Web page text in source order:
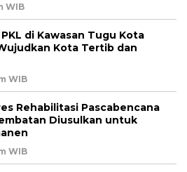
WIB
di Kawasan Tugu Kota
Kota Tertib dan
WIB
Rehabilitasi Pascabencana
Diusulkan untuk
WIB